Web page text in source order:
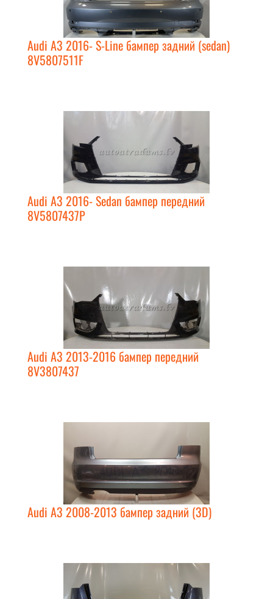
Audi A3 2016- S-Line бампер задний (sedan)
8V5807511F
Audi A3 2016- Sedan бампер передний
8V5807437P
Audi A3 2013-2016 бампер передний
8V3807437
Audi A3 2008-2013 бампер задний (3D)